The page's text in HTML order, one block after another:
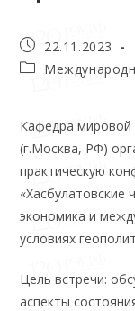
22.11.2023
Кафедра мировой
(г.Москва, РФ)
практическую
«Хасбулатовские
экономика и
условиях
Цель встречи:
аспекты